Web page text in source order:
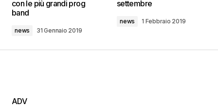
con le più grandi prog
band
news 31 Gennaio 2019
settembre
news 1 Febbraio 2019
ADV